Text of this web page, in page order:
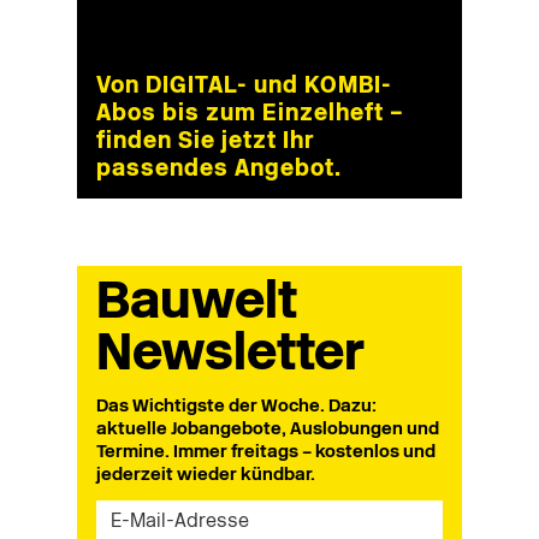
Von DIGITAL- und KOMBI-
Abos bis zum Einzelheft –
finden Sie jetzt Ihr
passendes Angebot.
Bauwelt
Newsletter
Das Wichtigste der Woche. Dazu:
aktuelle Jobangebote, Auslobungen und
Termine. Immer freitags – kostenlos und
jederzeit wieder kündbar.